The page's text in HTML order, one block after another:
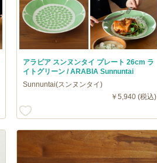
アラビア スンヌンタイ プレート 26cm ラ
イトグリーン / ARABIA Sunnuntai
Sunnuntai(スンヌンタイ)
￥5,940 (税込)